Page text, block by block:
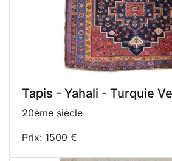
Tapis - Yahali - Turquie
20ème siècle
Prix: 1500 €